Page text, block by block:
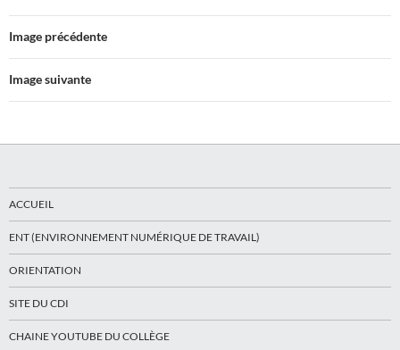
Image précédente
Image suivante
ACCUEIL
ENT (ENVIRONNEMENT NUMÉRIQUE DE TRAVAIL)
ORIENTATION
SITE DU CDI
CHAINE YOUTUBE DU COLLÈGE